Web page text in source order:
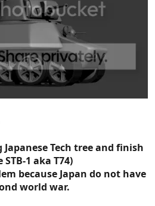
Tech tree and finish
1 aka T74)
because Japan do not have
world war.